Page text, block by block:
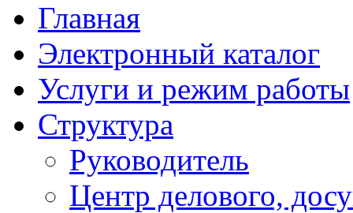
Главная
Электронный каталог
Услуги и режим работы
Структура
Руководитель
Центр делового,